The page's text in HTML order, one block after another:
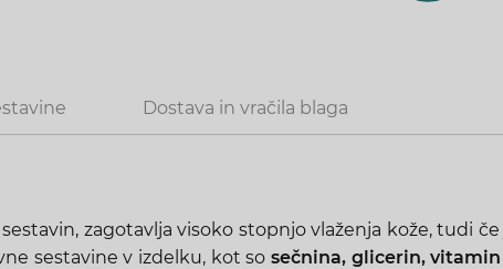
Dostava in vračila blaga
zagotavlja visoko stopnjo vlaženja kože, tudi
sestavine v izdelku, kot so sečnina, glicerin, vitamin